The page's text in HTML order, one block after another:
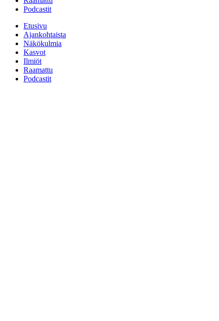
Podcastit
Etusivu
Ajankohtaista
Näkökulmia
Kasvot
Ilmiöt
Raamattu
Podcastit